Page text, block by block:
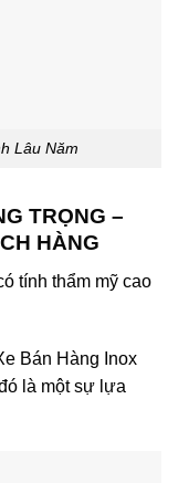
Lâu Năm
TRỌNG –
HÀNG
tính thẩm mỹ cao
Bán Hàng Inox
là một sự lựa